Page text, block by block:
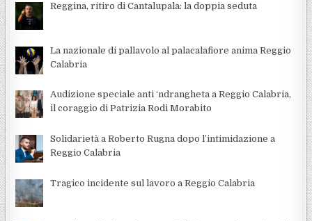
Reggina, ritiro di Cantalupala: la doppia seduta
La nazionale di pallavolo al palacalafiore anima Reggio
Calabria
Audizione speciale anti ‘ndrangheta a Reggio Calabria,
il coraggio di Patrizia Rodi Morabito
Solidarietà a Roberto Rugna dopo l’intimidazione a
Reggio Calabria
Tragico incidente sul lavoro a Reggio Calabria